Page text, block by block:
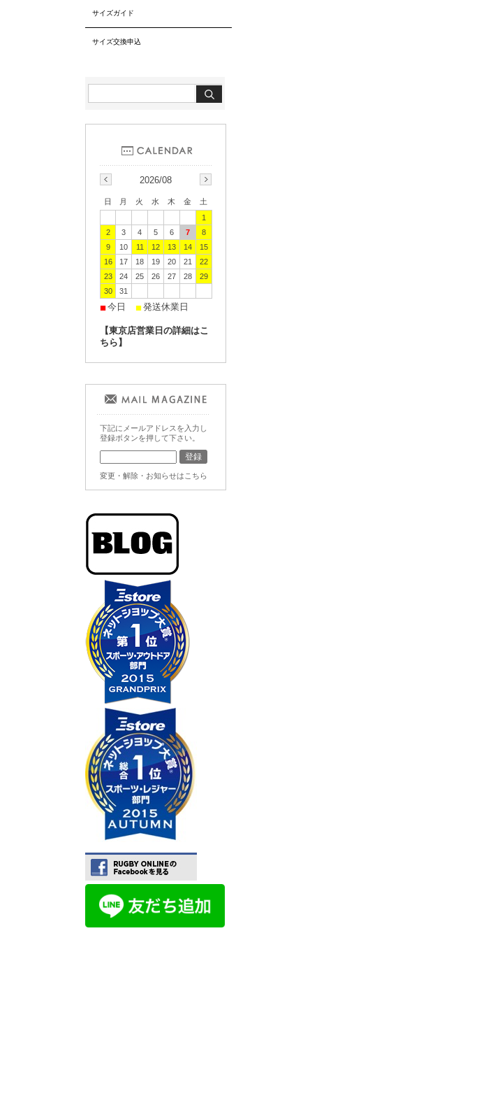
サイズガイド
サイズ交換申込
2026/08
日 月 火 水 木 金
土
1
2
3 4 5 6 7
8
9
10 11 12 13 14
15
16
17 18 19 20 21
22
23
24 25 26 27 28
29
30
31
■今日 ■発送休業日
【東京店営業日の詳細はこ
ちら】
下記にメールアドレスを入力し
登録ボタンを押して下さい。
変更・解除・お知らせはこちら